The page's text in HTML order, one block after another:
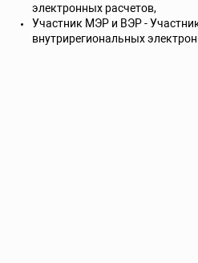
электронных расчетов,
Участник МЭР и ВЭР -
внутрирегиональных